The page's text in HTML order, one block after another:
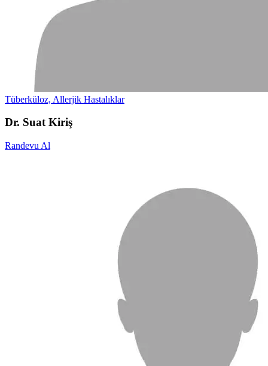
Tüberküloz, Allerjik Hastalıklar
Dr. Suat Kiriş
Randevu Al